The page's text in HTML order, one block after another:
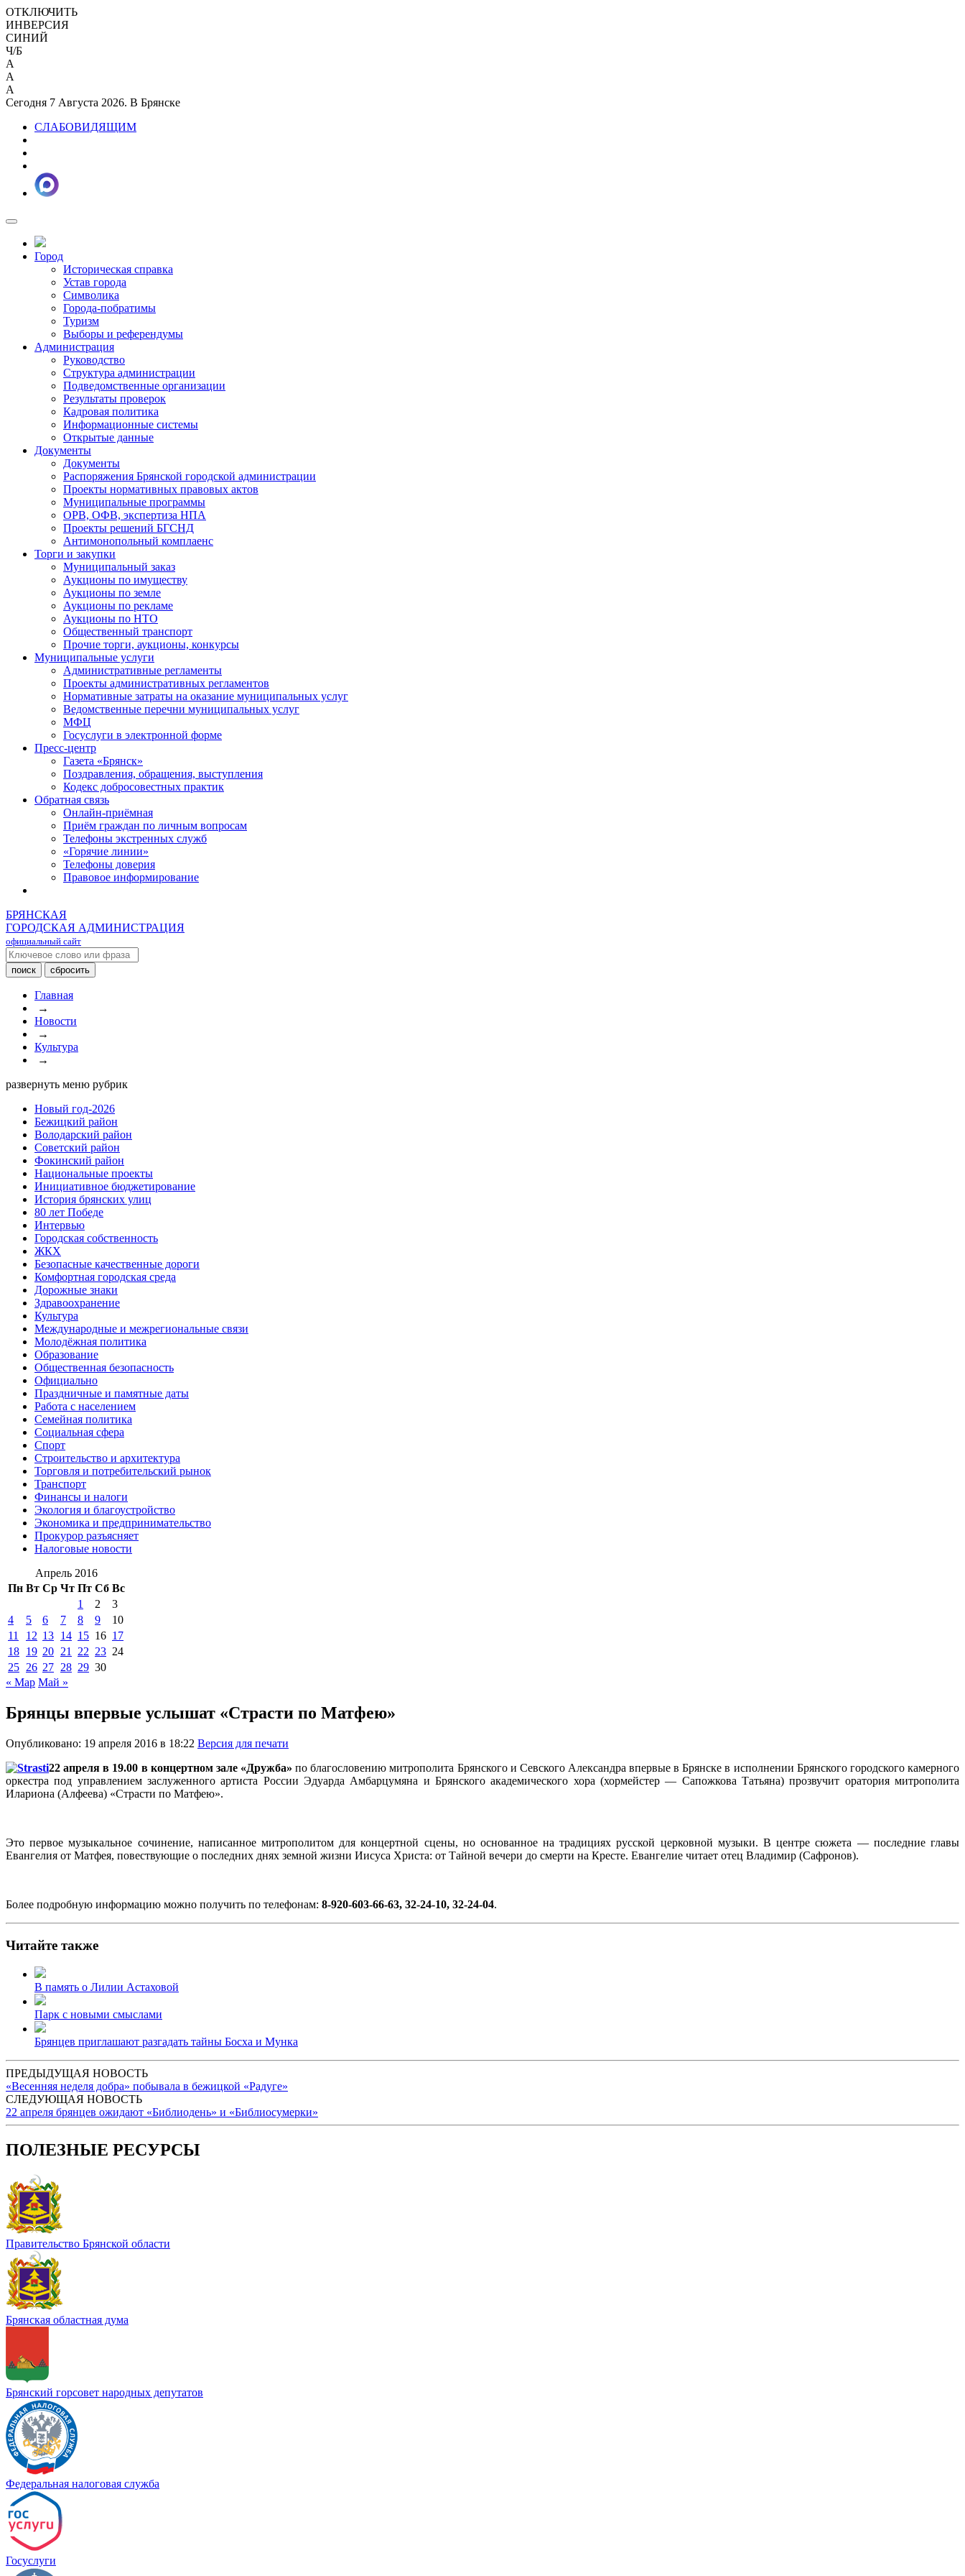
ОТКЛЮЧИТЬ
ИНВЕРСИЯ
СИНИЙ
Ч/Б
A
A
A
Сегодня 7 Августа 2026. В Брянске
СЛАБОВИДЯЩИМ
Город
Историческая справка
Устав города
Символика
Города-побратимы
Туризм
Выборы и референдумы
Администрация
Руководство
Структура администрации
Подведомственные организации
Результаты проверок
Кадровая политика
Информационные системы
Открытые данные
Документы
Документы
Распоряжения Брянской городской администрации
Проекты нормативных правовых актов
Муниципальные программы
ОРВ, ОФВ, экспертиза НПА
Проекты решений БГСНД
Антимонопольный комплаенс
Торги и закупки
Муниципальный заказ
Аукционы по имуществу
Аукционы по земле
Аукционы по рекламе
Аукционы по НТО
Общественный транспорт
Прочие торги, аукционы, конкурсы
Муниципальные услуги
Административные регламенты
Проекты административных регламентов
Нормативные затраты на оказание муниципальных услуг
Ведомственные перечни муниципальных услуг
МФЦ
Госуслуги в электронной форме
Пресс-центр
Газета «Брянск»
Поздравления, обращения, выступления
Кодекс добросовестных практик
Обратная связь
Онлайн-приёмная
Приём граждан по личным вопросам
Телефоны экстренных служб
«Горячие линии»
Телефоны доверия
Правовое информирование
БРЯНСКАЯ
ГОРОДСКАЯ АДМИНИСТРАЦИЯ
официальный сайт
Главная
→
Новости
→
Культура
→
развернуть меню рубрик
Новый год-2026
Бежицкий район
Володарский район
Советский район
Фокинский район
Национальные проекты
Инициативное бюджетирование
История брянских улиц
80 лет Победе
Интервью
Городская собственность
ЖКХ
Безопасные качественные дороги
Комфортная городская среда
Дорожные знаки
Здравоохранение
Культура
Международные и межрегиональные связи
Молодёжная политика
Образование
Общественная безопасность
Официально
Праздничные и памятные даты
Работа с населением
Семейная политика
Социальная сфера
Спорт
Строительство и архитектура
Торговля и потребительский рынок
Транспорт
Финансы и налоги
Экология и благоустройство
Экономика и предпринимательство
Прокурор разъясняет
Налоговые новости
Апрель 2016
Пн Вт Ср Чт Пт Сб Вс
1
2
3
4
5 6 7 8 9
10
11
12 13 14 15 16 17
18 19 20 21 22 23 24
25 26 27 28 29 30
« Мар Май »
Брянцы впервые услышат «Страсти по Матфею»
Опубликовано: 19 апреля 2016 в 18:22 Версия для печати
22 апреля в 19.00 в концертном зале «Дружба»по благословению митрополита Брянского и Севского Александра впервые в Брянске в исполнении Брянского городского камерного
оркестра под управлением заслуженного артиста России Эдуарда Амбарцумяна и Брянского академического хора (хормейстер — Сапожкова Татьяна) прозвучит оратория митрополита
Илариона (Алфеева) «Страсти по Матфею».
Это первое музыкальное сочинение, написанное митрополитом для концертной сцены, но основанное на традициях русской церковной музыки. В центре сюжета — последние главы
Евангелия от Матфея, повествующие о последних днях земной жизни Иисуса Христа: от Тайной вечери до смерти на Кресте. Евангелие читает отец Владимир (Сафронов).
Более подробную информацию можно получить по телефонам: 8-920-603-66-63, 32-24-10, 32-24-04.
Читайте также
В память о Лилии Астаховой
Парк с новыми смыслами
Брянцев приглашают разгадать тайны Босха и Мунка
ПРЕДЫДУЩАЯ НОВОСТЬ
«Весенняя неделя добра» побывала в бежицкой «Радуге»
СЛЕДУЮЩАЯ НОВОСТЬ
22 апреля брянцев ожидают «Библиодень» и «Библиосумерки»
ПОЛЕЗНЫЕ РЕСУРСЫ
Правительство Брянской области
Брянская областная дума
Брянский горсовет народных депутатов
Федеральная налоговая служба
Госуслуги